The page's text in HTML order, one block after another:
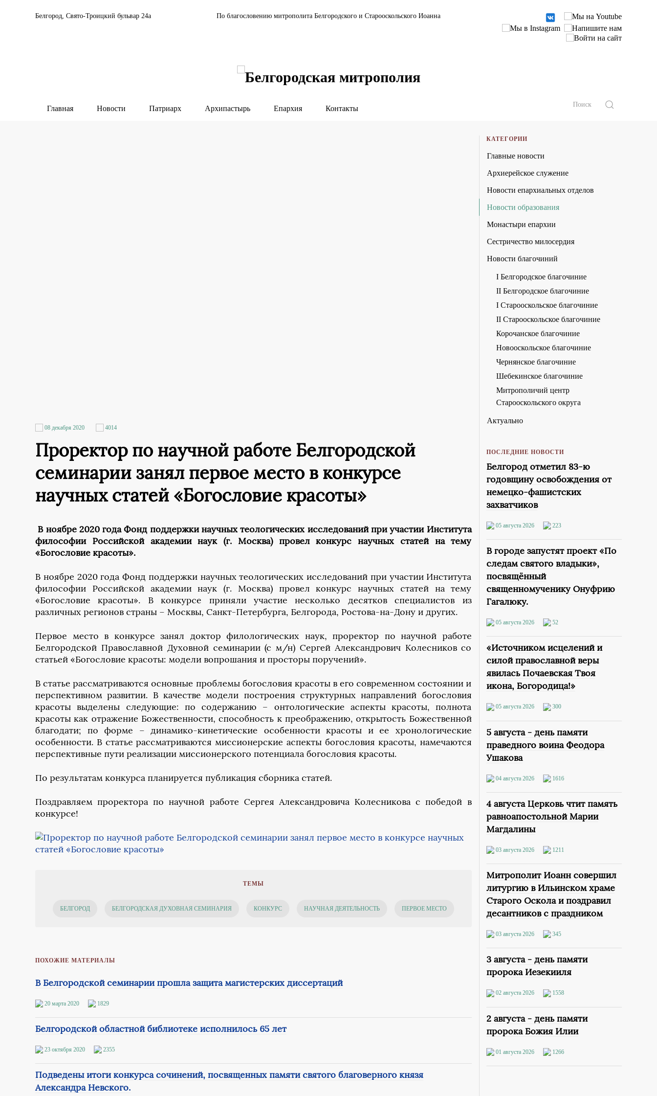
Белгород, Свято-Троицкий бульвар 24а По благословению митрополита Белгородского и Старооскольского Иоанна
Главная Новости Патриарх Архипастырь Епархия Контакты
08 декабря 2020 4014
Проректор по научной работе Белгородской
семинарии занял первое место в конкурсе
научных статей «Богословие красоты»
В ноябре 2020 года Фонд поддержки научных теологических исследований при участии Института
философии Российской академии наук (г. Москва) провел конкурс научных статей на тему
«Богословие красоты».
В ноябре 2020 года Фонд поддержки научных теологических исследований при участии Института
философии Российской академии наук (г. Москва) провел конкурс научных статей на тему
«Богословие красоты». В конкурсе приняли участие несколько десятков специалистов из
различных регионов страны – Москвы, Санкт-Петербурга, Белгорода, Ростова-на-Дону и других.
Первое место в конкурсе занял доктор филологических наук, проректор по научной работе
Белгородской Православной Духовной семинарии (с м/н) Сергей Александрович Колесников со
статьей «Богословие красоты: модели вопрошания и просторы поручений».
В статье рассматриваются основные проблемы богословия красоты в его современном состоянии и
перспективном развитии. В качестве модели построения структурных направлений богословия
красоты выделены следующие: по содержанию – онтологические аспекты красоты, полнота
красоты как отражение Божественности, способность к преображению, открытость Божественной
благодати; по форме – динамико-кинетические особенности красоты и ее хронологические
особенности. В статье рассматриваются миссионерские аспекты богословия красоты, намечаются
перспективные пути реализации миссионерского потенциала богословия красоты.
По результатам конкурса планируется публикация сборника статей.
Поздравляем проректора по научной работе Сергея Александровича Колесникова с победой в
конкурсе!
ТЕМЫ
БЕЛГОРОД БЕЛГОРОДСКАЯ ДУХОВНАЯ СЕМИНАРИЯ КОНКУРС НАУЧНАЯ ДЕЯТЕЛЬНОСТЬ ПЕРВОЕ МЕСТО
ПОХОЖИЕ МАТЕРИАЛЫ
В Белгородской семинарии прошла защита магистерских диссертаций
20 марта 2020 1829
Белгородской областной библиотеке исполнилось 65 лет
23 октября 2020 2355
Подведены итоги конкурса сочинений, посвященных памяти святого благоверного князя
Александра Невского.
КАТЕГОРИИ
Главные новости
Архиерейское служение
Новости епархиальных отделов
Новости образования
Монастыри епархии
Сестричество милосердия
Новости благочиний
I Белгородское благочиние
II Белгородское благочиние
I Старооскольское благочиние
II Старооскольское благочиние
Корочанское благочиние
Новооскольское благочиние
Чернянское благочиние
Шебекинское благочиние
Митрополичий центр
Старооскольского округа
Актуально
ПОСЛЕДНИЕ НОВОСТИ
Белгород отметил 83-ю
годовщину освобождения от
немецко-фашистских
захватчиков
05 августа 2026 223
В городе запустят проект «По
следам святого владыки»,
посвящённый
священномученику Онуфрию
Гагалюку.
05 августа 2026 52
«Источником исцелений и
силой православной веры
явилась Почаевская Твоя
икона, Богородица!»
05 августа 2026 300
5 августа - день памяти
праведного воина Феодора
Ушакова
04 августа 2026 1616
4 августа Церковь чтит память
равноапостольной Марии
Магдалины
03 августа 2026 1211
Митрополит Иоанн совершил
литургию в Ильинском храме
Старого Оскола и поздравил
десантников с праздником
03 августа 2026 345
3 августа - день памяти
пророка Иезекииля
02 августа 2026 1558
2 августа - день памяти
пророка Божия Илии
01 августа 2026 1266